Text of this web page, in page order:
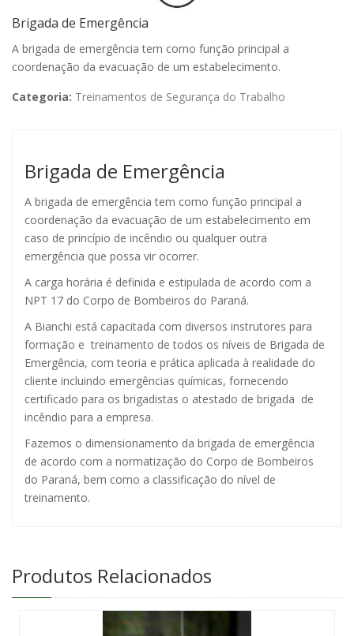
Brigada de Emergência
A brigada de emergência tem como função principal a
coordenação da evacuação de um estabelecimento.
Categoria: Treinamentos de Segurança do Trabalho
Brigada de Emergência
A brigada de emergência tem como função principal a
coordenação da evacuação de um estabelecimento em
caso de princípio de incêndio ou qualquer outra
emergência que possa vir ocorrer.
A carga horária é definida e estipulada de acordo com a
NPT 17 do Corpo de Bombeiros do Paraná.
A Bianchi está capacitada com diversos instrutores para
formação e treinamento de todos os níveis de Brigada de
Emergência, com teoria e prática aplicada à realidade do
cliente incluindo emergências químicas, fornecendo
certificado para os brigadistas o atestado de brigada de
incêndio para a empresa.
Fazemos o dimensionamento da brigada de emergência
de acordo com a normatização do Corpo de Bombeiros
do Paraná, bem como a classificação do nível de
treinamento.
Produtos Relacionados